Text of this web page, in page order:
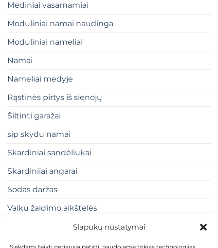
Slapukų nustatymai
Mediniai vasarnamiai
Moduliniai namai naudinga
Moduliniai nameliai
Namai
Nameliai medyje
Rąstinės pirtys iš sienojų
Šiltinti garažai
sip skydu namai
Skardiniai sandėliukai
Skardiniiai angarai
Sodas daržas
Vaiku žaidimo aikštelės